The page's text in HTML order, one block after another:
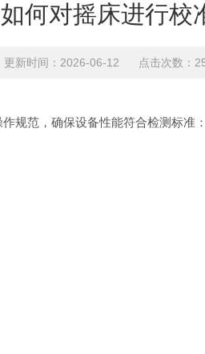
如何对摇床进行校
更新时间：2026-06-12 点击次数：
范，确保设备性能符合检测标准：